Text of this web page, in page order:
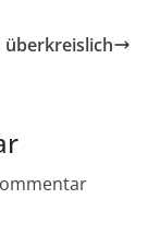
überkreislich